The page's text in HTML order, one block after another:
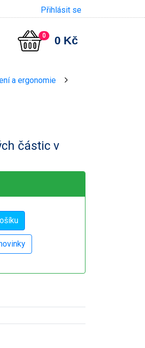
Přihlásit se
0 0 Kč
a ergonomie
částic v